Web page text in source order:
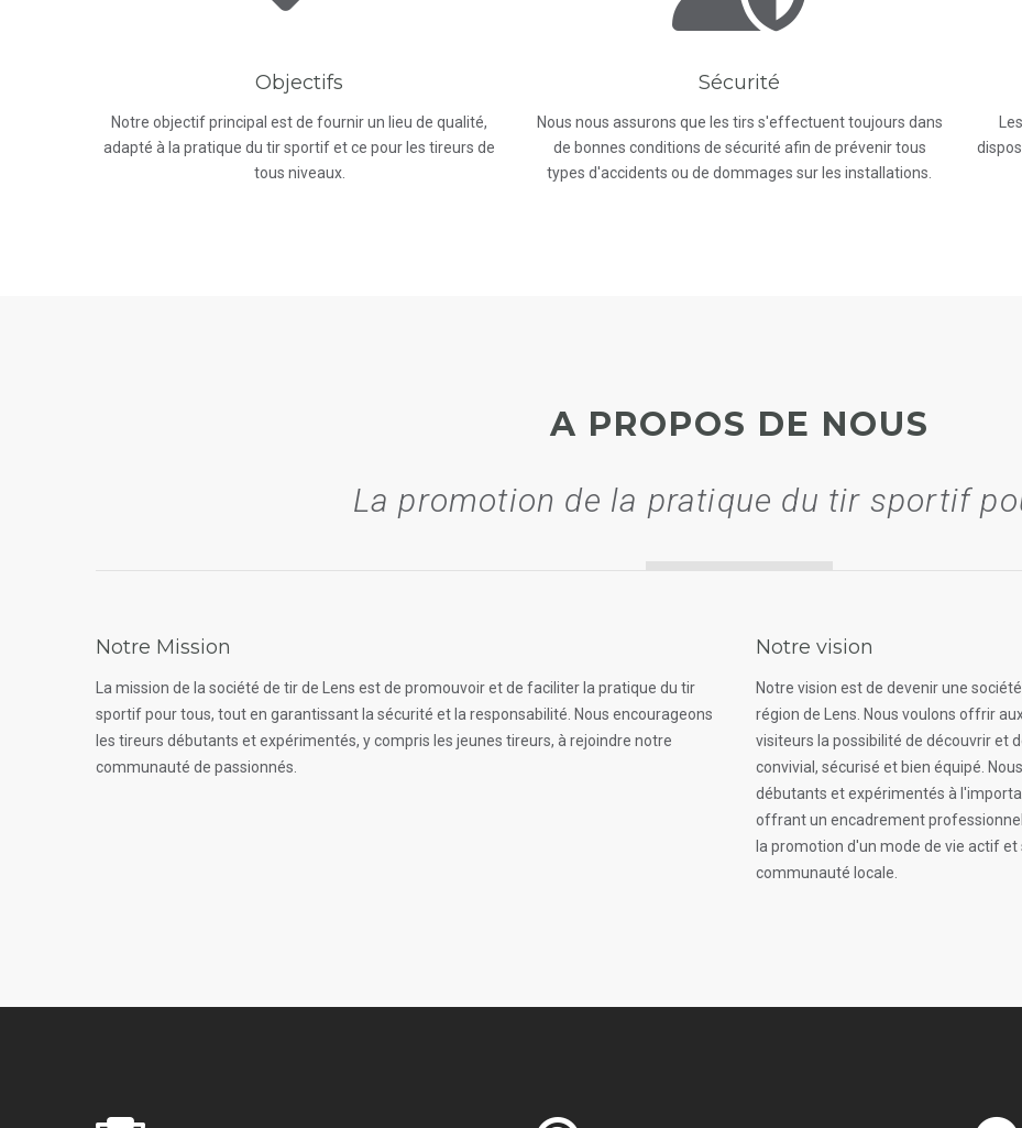
Objectifs
Notre objectif principal est de fournir un lieu de qualité,
adapté à la pratique du tir sportif et ce pour les tireurs de
tous niveaux.
Sécurité
Nous nous assurons que les tirs s'effectuent toujours dans
de bonnes conditions de sécurité afin de prévenir tous
types d'accidents ou de dommages sur les installations.
A PROPOS DE NOUS
La promotion de la pratique du tir sportif
Notre Mission
La mission de la société de tir de Lens est de promouvoir et de faciliter la pratique du tir
sportif pour tous, tout en garantissant la sécurité et la responsabilité. Nous encourageons
les tireurs débutants et expérimentés, y compris les jeunes tireurs, à rejoindre notre
communauté de passionnés.
Notre vision
Notre vision est de devenir une
région de Lens. Nous voulons offrir
visiteurs la possibilité de découvrir et
convivial, sécurisé et bien équipé.
débutants et expérimentés à
offrant un encadrement
la promotion d'un mode de vie actif
communauté locale.